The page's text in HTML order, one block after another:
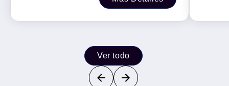
Ver todo